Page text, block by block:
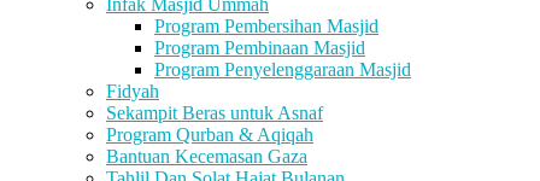
Infak Masjid Ummah
Program Pembersihan Masjid
Program Pembinaan Masjid
Program Penyelenggaraan Masjid
Fidyah
Sekampit Beras untuk Asnaf
Program Qurban & Aqiqah
Bantuan Kecemasan Gaza